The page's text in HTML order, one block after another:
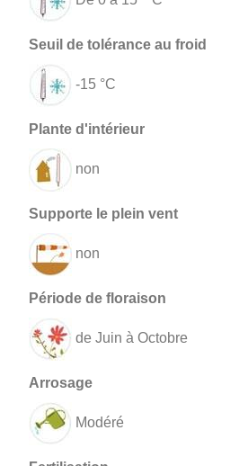
-15 °C
non
non
de Juin à Octobre
Modéré